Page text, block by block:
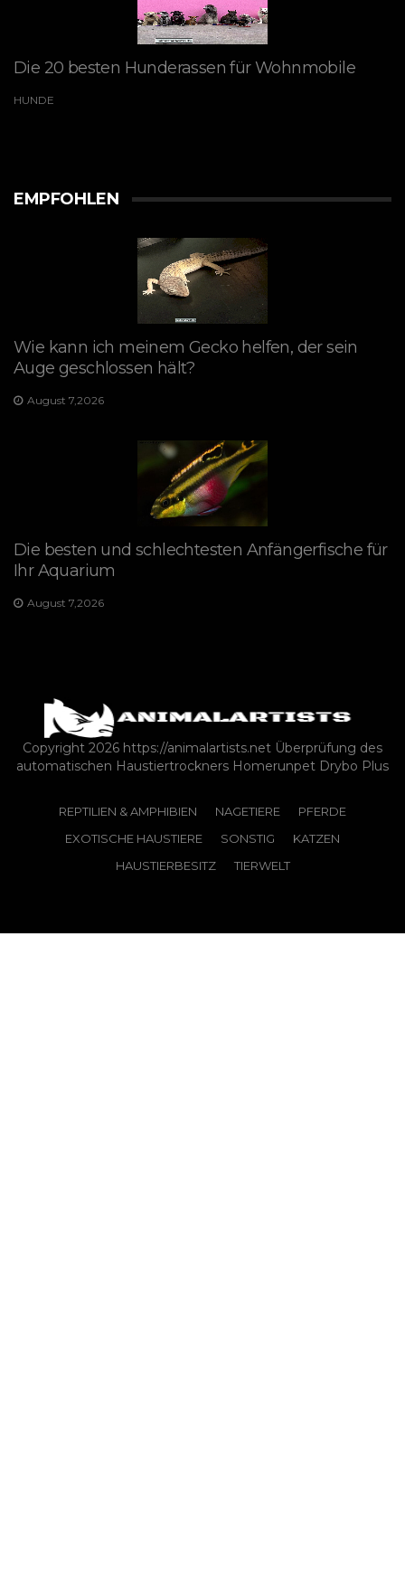
Die 20 besten Hunderassen für Wohnmobile
HUNDE
EMPFOHLEN
Wie kann ich meinem Gecko helfen, der sein
Auge geschlossen hält?
August 7,2026
Die besten und schlechtesten Anfängerfische für
Ihr Aquarium
August 7,2026
Copyright 2026 https://animalartists.net Überprüfung des
automatischen Haustiertrockners Homerunpet Drybo Plus
REPTILIEN & AMPHIBIEN NAGETIERE
PFERDE
EXOTISCHE HAUSTIERE
SONSTIG
KATZEN
HAUSTIERBESITZ
TIERWELT